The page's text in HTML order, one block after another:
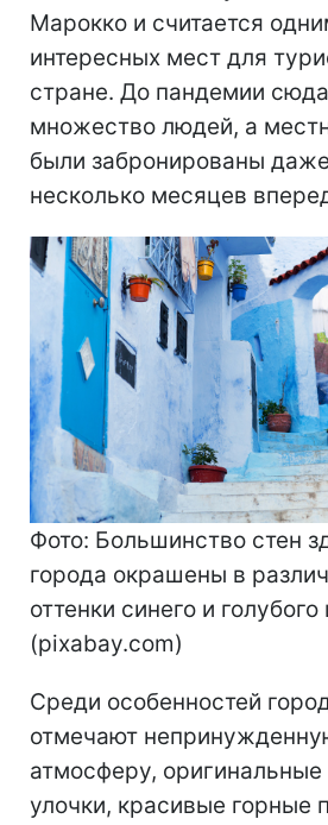
Марокко и считается
интересных мест для
стране. До пандемии
множество людей, а
были забронированы
несколько месяцев
Фото: Большинство стен
города окрашены в
оттенки синего и голубого
(pixabay.com)
Среди особенностей
отмечают
атмосферу, оригинальные
улочки, красивые горные